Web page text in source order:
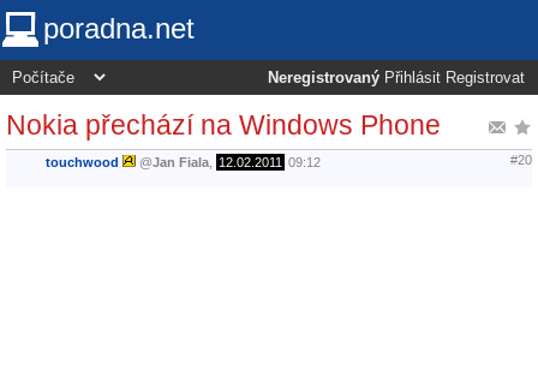
poradna.net
Neregistrovaný Přihlásit Registrovat
Nokia přechází na Windows Phone
touchwood @Jan Fiala 12.02.2011 09:12 #20